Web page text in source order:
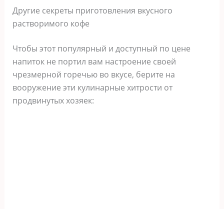
Другие секреты приготовления вкусного
растворимого кофе
Чтобы этот популярный и доступный по цене
напиток не портил вам настроение своей
чрезмерной горечью во вкусе, берите на
вооружение эти кулинарные хитрости от
продвинутых хозяек: